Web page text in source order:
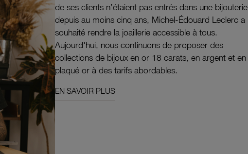
de ses clients n’étaient pas entrés dans une bijouterie
depuis au moins cinq ans, Michel-Édouard Leclerc a
souhaité rendre la joaillerie accessible à tous.
Aujourd'hui, nous continuons de proposer des
collections de bijoux en or 18 carats, en argent et en
plaqué or à des tarifs abordables.
EN SAVOIR PLUS